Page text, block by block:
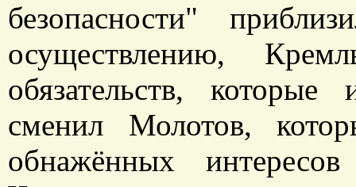
безопасности"
осуществлению,
обязательств,
сменил Молотов,
обнажённых